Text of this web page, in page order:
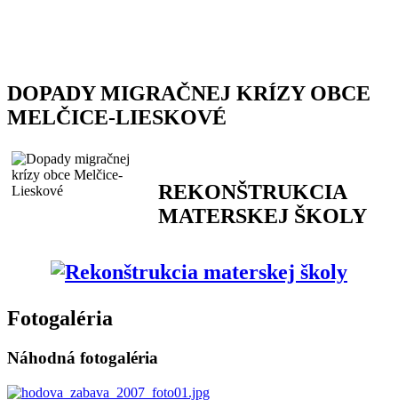
DOPADY MIGRAČNEJ KRÍZY OBCE
MELČICE-LIESKOVÉ
REKONŠTRUKCIA
MATERSKEJ ŠKOLY
Fotogaléria
Náhodná fotogaléria